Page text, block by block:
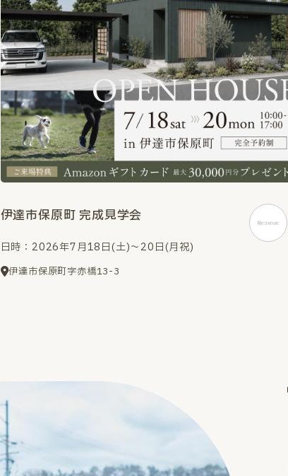
伊達市保原町 完成見学会
日時：2026年7月18日(土)～20日(月祝)
伊達市保原町字赤橋13-3